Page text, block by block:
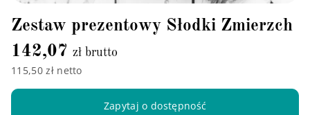
Zestaw prezentowy Słodki Zmierzch
142,07 zł brutto
115,50 zł netto
Zapytaj o dostępność